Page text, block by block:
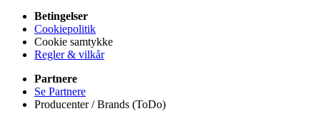
Betingelser
Cookiepolitik
Cookie samtykke
Regler & vilkår
Partnere
Se Partnere
Producenter / Brands (ToDo)